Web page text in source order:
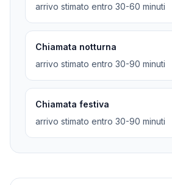
arrivo stimato entro 30-60 minuti
Chiamata notturna
arrivo stimato entro 30-90 minuti
Chiamata festiva
arrivo stimato entro 30-90 minuti